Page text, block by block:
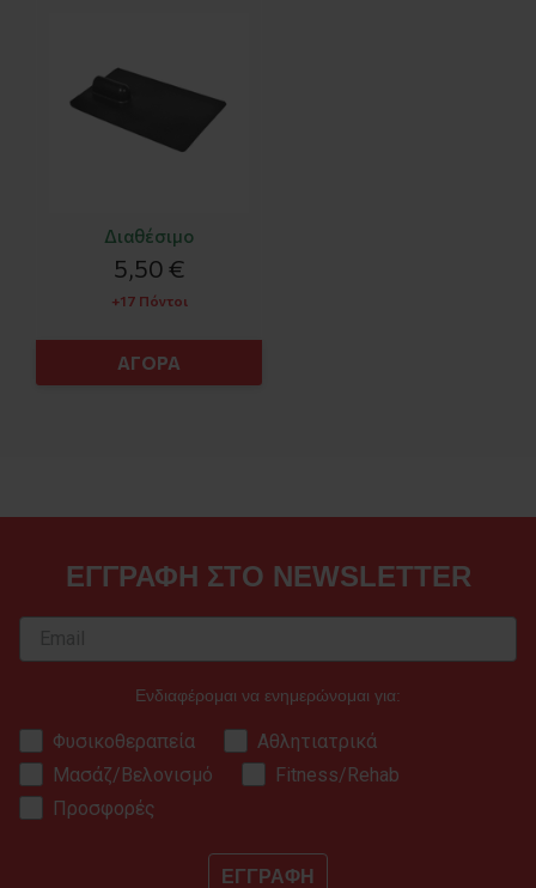
Διαθέσιμο
5,50 €
+17 Πόντοι
ΑΓΟΡΑ
ΕΓΓΡΑΦΗ ΣΤΟ NEWSLETTER
Ενδιαφέρομαι να ενημερώνομαι για:
Φυσικοθεραπεία
Αθλητιατρικά
Μασάζ/Βελονισμό
Fitness/Rehab
Προσφορές
ΕΓΓΡΑΦΗ